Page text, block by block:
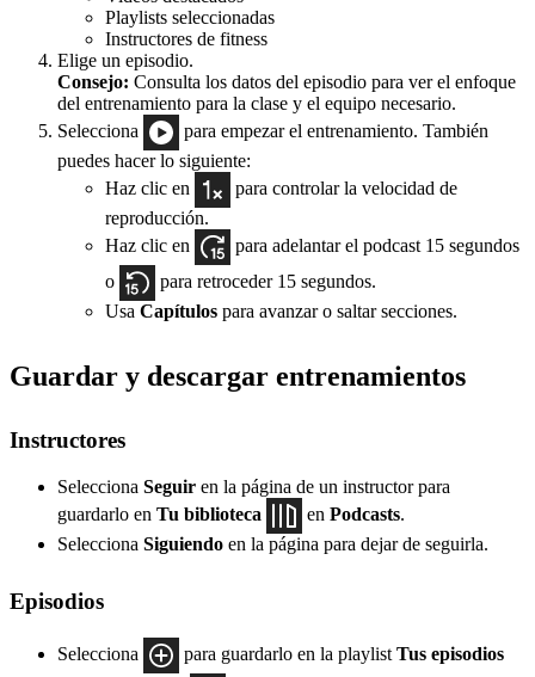
Playlists seleccionadas
Instructores de fitness
Elige un episodio.
Consejo: Consulta los datos del episodio para ver el enfoque
del entrenamiento para la clase y el equipo necesario.
Selecciona
para empezar el entrenamiento. También
puedes hacer lo siguiente:
Haz clic en
para controlar la velocidad de
reproducción.
Haz clic en
para adelantar el podcast 15 segundos
o
para retroceder 15 segundos.
Usa Capítulos para avanzar o saltar secciones.
Guardar y descargar entrenamientos
Instructores
Selecciona Seguir en la página de un instructor para
guardarlo en Tu biblioteca en Podcasts.
Selecciona Siguiendo en la página para dejar de seguirla.
Episodios
Selecciona para guardarlo en la playlist Tus episodios